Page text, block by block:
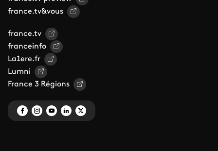
france.tv&vous
france.tv
franceinfo
La1ere.fr
Lumni
France 3 Régions